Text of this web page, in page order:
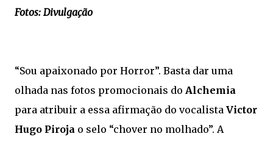
Fotos: Divulgação
“Sou apaixonado por Horror”. Basta dar uma
olhada nas fotos promocionais do Alchemia
para atribuir a essa afirmação do vocalista Victor
Hugo Piroja o selo “chover no molhado”. A